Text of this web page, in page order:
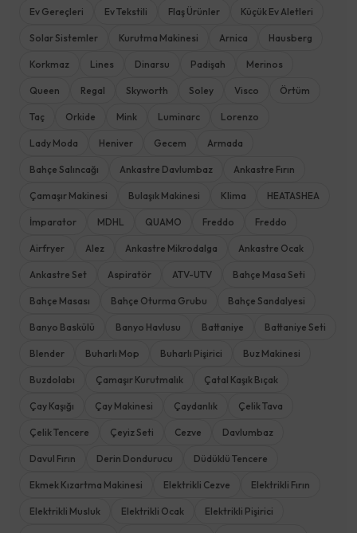
Ev Gereçleri Ev Tekstili Flaş Ürünler Küçük Ev Aletleri
Solar Sistemler Kurutma Makinesi Arnica Hausberg
Korkmaz Lines Dinarsu Padişah Merinos
Queen Regal Skyworth Soley Visco Örtüm
Taç Orkide Mink Luminarc Lorenzo
Lady Moda Heniver Gecem Armada
Bahçe Salıncağı Ankastre Davlumbaz Ankastre Fırın
Çamaşır Makinesi Bulaşık Makinesi Klima HEATASHEA
İmparator MDHL QUAMO Freddo Freddo
Airfryer Alez Ankastre Mikrodalga Ankastre Ocak
Ankastre Set Aspiratör ATV-UTV Bahçe Masa Seti
Bahçe Masası Bahçe Oturma Grubu Bahçe Sandalyesi
Banyo Baskülü Banyo Havlusu Battaniye Battaniye Seti
Blender Buharlı Mop Buharlı Pişirici Buz Makinesi
Buzdolabı Çamaşır Kurutmalık Çatal Kaşık Bıçak
Çay Kaşığı Çay Makinesi Çaydanlık Çelik Tava
Çelik Tencere Çeyiz Seti Cezve Davlumbaz
Davul Fırın Derin Dondurucu Düdüklü Tencere
Ekmek Kızartma Makinesi Elektrikli Cezve Elektrikli Fırın
Elektrikli Musluk Elektrikli Ocak Elektrikli Pişirici